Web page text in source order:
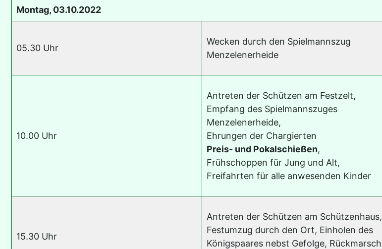
Montag, 03.10.2022
05.30 Uhr
Wecken durch den Spielmannszug
Menzelenerheide
10.00 Uhr
Antreten der Schützen am Festzelt,
Empfang des Spielmannszuges
Menzelenerheide,
Ehrungen der Chargierten
Preis- und Pokalschießen,
Frühschoppen für Jung und Alt,
Freifahrten für alle anwesenden Kinder
15.30 Uhr
Antreten der Schützen am Schützenhaus,
Festumzug durch den Ort, Einholen des
Königspaares nebst Gefolge, Rückmarsch